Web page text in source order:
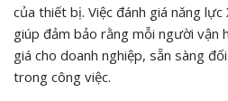
của thiết bị. Việc đánh giá năng lực
giúp đảm bảo rằng mỗi người vận
giá cho doanh nghiệp, sẵn sàng
trong công việc.